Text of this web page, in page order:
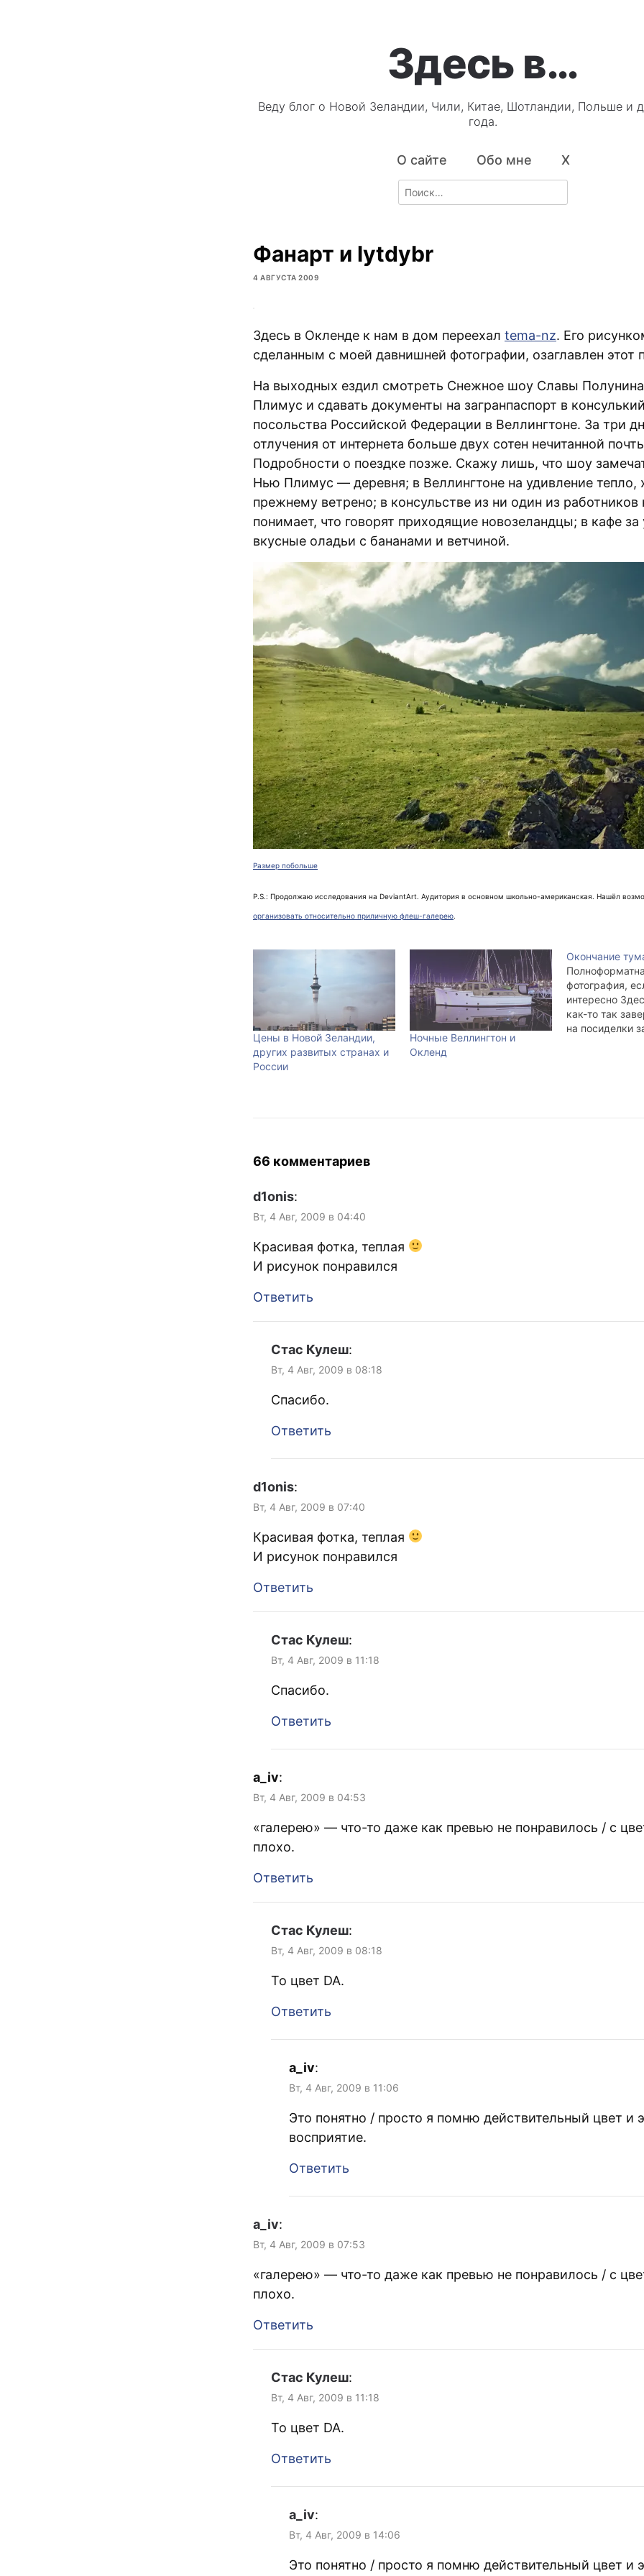
Здесь в…
Веду блог о Новой Зеландии, Чили, Китае, Шотландии, Польше и
года.
О сайте Обо мне X
Search
for:
Фанарт и lytdybr
4 АВГУСТА 2009
Здесь в Окленде к нам в дом переехал tema-nz. Его
сделанным с моей давнишней фотографии, озаглавлен этот
На выходных ездил смотреть Снежное шоу Славы
Плимус и сдавать документы на загранпаспорт в
посольства Российской Федерации в Веллингтоне. За три
отлучения от интернета больше двух сотен нечитанной
Подробности о поездке позже. Скажу лишь, что шоу
Нью Плимус — деревня; в Веллингтоне на удивление тепло,
прежнему ветрено; в консульстве из ни один из работников
понимает, что говорят приходящие новозеландцы; в кафе за
вкусные оладьи с бананами и ветчиной.
Размер побольше
P.S.: Продолжаю исследования на DeviantArt. Аудитория в основном школьно-американская. Нашёл
организовать относительно приличную флеш-галерею.
Цены в Новой Зеландии,
других развитых странах и
России
Ночные Веллингтон и
Окленд
Окончание
фотография,
интересно
как-то так
на посиделки
66 комментариев
d1onis:
Вт, 4 Авг, 2009 в 04:40
Красивая фотка, теплая
И рисунок понравился
Ответить
Стас Кулеш:
Вт, 4 Авг, 2009 в 08:18
Спасибо.
Ответить
d1onis:
Вт, 4 Авг, 2009 в 07:40
Красивая фотка, теплая
И рисунок понравился
Ответить
Стас Кулеш:
Вт, 4 Авг, 2009 в 11:18
Спасибо.
Ответить
a_iv:
Вт, 4 Авг, 2009 в 04:53
«галерею» — что-то даже как превью не понравилось / с
плохо.
Ответить
Стас Кулеш:
Вт, 4 Авг, 2009 в 08:18
То цвет DA.
Ответить
a_iv:
Вт, 4 Авг, 2009 в 11:06
Это понятно / просто я помню действительный цвет и
восприятие.
Ответить
a_iv:
Вт, 4 Авг, 2009 в 07:53
«галерею» — что-то даже как превью не понравилось / с
плохо.
Ответить
Стас Кулеш:
Вт, 4 Авг, 2009 в 11:18
То цвет DA.
Ответить
a_iv:
Вт, 4 Авг, 2009 в 14:06
Это понятно / просто я помню действительный цвет и